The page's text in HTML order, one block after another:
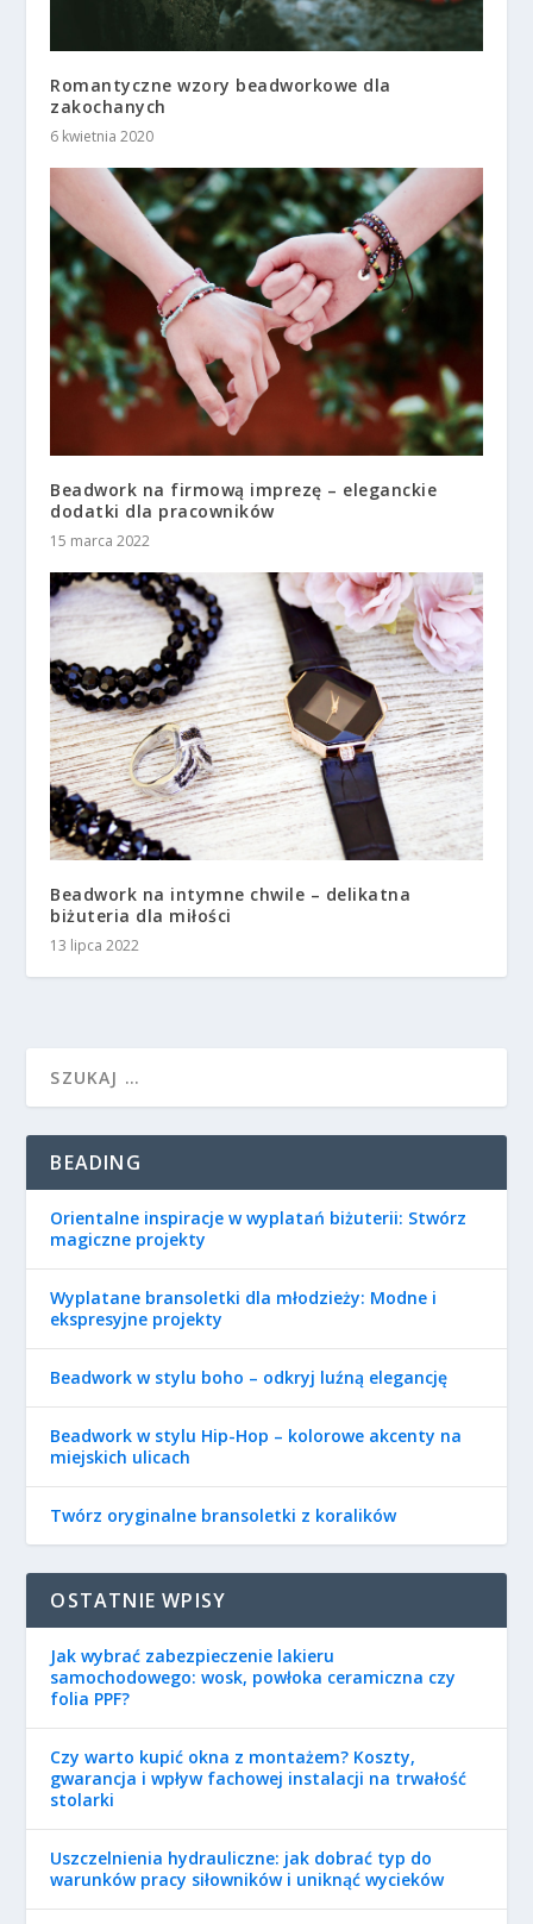
Romantyczne wzory beadworkowe dla
zakochanych
6 kwietnia 2020
Beadwork na firmową imprezę – eleganckie
dodatki dla pracowników
15 marca 2022
Beadwork na intymne chwile – delikatna
biżuteria dla miłości
13 lipca 2022
BEADING
Orientalne inspiracje w wyplatań biżuterii: Stwórz
magiczne projekty
Wyplatane bransoletki dla młodzieży: Modne i
ekspresyjne projekty
Beadwork w stylu boho – odkryj luźną elegancję
Beadwork w stylu Hip-Hop – kolorowe akcenty na
miejskich ulicach
Twórz oryginalne bransoletki z koralików
OSTATNIE WPISY
Jak wybrać zabezpieczenie lakieru
samochodowego: wosk, powłoka ceramiczna czy
folia PPF?
Czy warto kupić okna z montażem? Koszty,
gwarancja i wpływ fachowej instalacji na trwałość
stolarki
Uszczelnienia hydrauliczne: jak dobrać typ do
warunków pracy siłowników i uniknąć wycieków